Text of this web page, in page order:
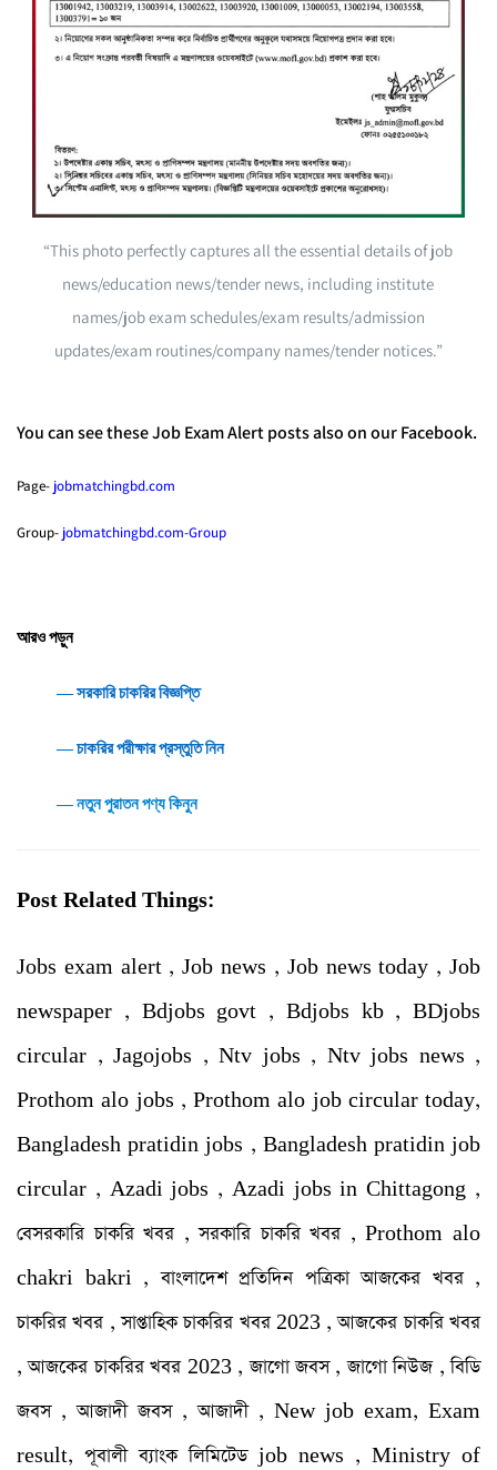
“This photo perfectly captures all the essential details of job
news/education news/tender news, including institute
names/job exam schedules/exam results/admission
updates/exam routines/company names/tender notices.”
You can see these Job Exam Alert posts also on our Facebook.
Page- jobmatchingbd.com
Group- jobmatchingbd.com-Group
আরও পড়ুন
― সরকারি চাকরির বিজ্ঞপ্তি
― চাকরির পরীক্ষার প্রস্তুতি নিন
― নতুন পুরাতন পণ্য কিনুন
Post Related Things:
Jobs exam alert , Job news , Job news today , Job
newspaper , Bdjobs govt , Bdjobs kb , BDjobs
circular , Jagojobs , Ntv jobs , Ntv jobs news ,
Prothom alo jobs , Prothom alo job circular today,
Bangladesh pratidin jobs , Bangladesh pratidin job
circular , Azadi jobs , Azadi jobs in Chittagong ,
বেসরকারি চাকরি খবর , সরকারি চাকরি খবর , Prothom alo
chakri bakri , বাংলাদেশ প্রতিদিন পত্রিকা আজকের খবর ,
চাকরির খবর , সাপ্তাহিক চাকরির খবর 2023 , আজকের চাকরি খবর
, আজকের চাকরির খবর 2023 , জাগো জবস , জাগো নিউজ , বিডি
জবস , আজাদী জবস , আজাদী , New job exam, Exam
result, পূবালী ব্যাংক লিমিটেড job news , Ministry of